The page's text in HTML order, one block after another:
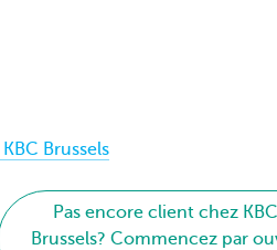
Brussels
Pas encore client chez KBC
Brussels? Commencez par